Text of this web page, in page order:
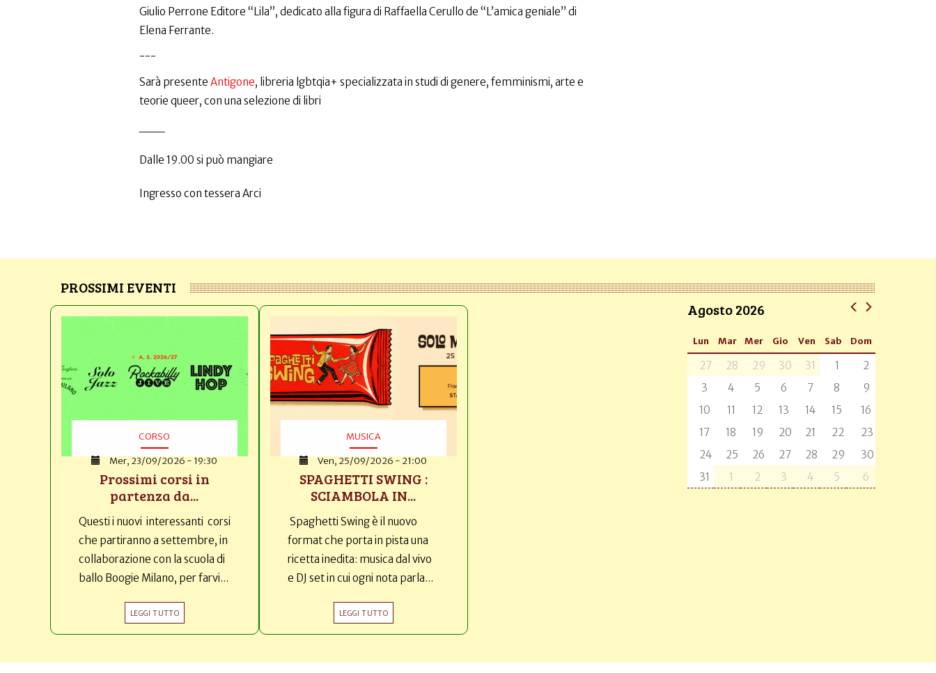
Giulio Perrone Editore “Lila”, dedicato alla figura di Raffaella Cerullo de “L’amica geniale” di
Elena Ferrante.
---
Sarà presente Antigone, libreria lgbtqia+ specializzata in studi di genere, femminismi, arte e
teorie queer, con una selezione di libri
Dalle 19.00 si può mangiare
Ingresso con tessera Arci
PROSSIMI EVENTI
CORSO
Mer, 23/09/2026 - 19:30
Prossimi corsi in
partenza da...
Questi i nuovi interessanti corsi
che partiranno a settembre, in
collaborazione con la scuola di
ballo Boogie Milano, per farvi...
LEGGI TUTTO
MUSICA
Ven, 25/09/2026 - 21:00
SPAGHETTI SWING :
SCIAMBOLA IN...
Spaghetti Swing è il nuovo
format che porta in pista una
ricetta inedita: musica dal vivo
e DJ set in cui ogni nota parla...
LEGGI TUTTO
Agosto 2026
Lun Mar Mer Gio Ven Sab Dom
27 28 29 30 31 1
2
3
4 5 6 7 8
9
10
11 12 13 14 15
16
17
18 19 20 21 22
23
24
25 26 27 28 29
30
31
1 2 3 4 5 6